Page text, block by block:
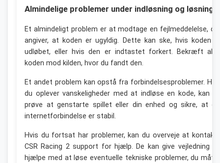
Almindelige problemer under indløsning og
Et almindeligt problem er at modtage en fejlmeddelelse,
angiver, at koden er ugyldig. Dette kan ske, hvis koden
udløbet, eller hvis den er indtastet forkert. Bekræft
koden mod kilden, hvor du fandt den.
Et andet problem kan opstå fra forbindelsesproblemer.
du oplever vanskeligheder med at indløse en kode, kan
prøve at genstarte spillet eller din enhed og sikre, at
internetforbindelse er stabil.
Hvis du fortsat har problemer, kan du overveje at
CSR Racing 2 support for hjælp. De kan give vejledning
hjælpe med at løse eventuelle tekniske problemer, du